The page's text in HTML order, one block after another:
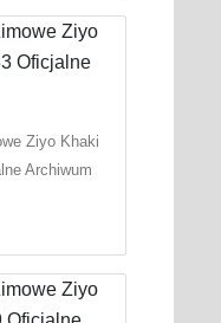
Ziyo Khaki
Archiwum